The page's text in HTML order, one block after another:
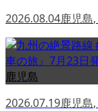
2026.08.04鹿児島,
鹿児島
2026.07.19鹿児島,